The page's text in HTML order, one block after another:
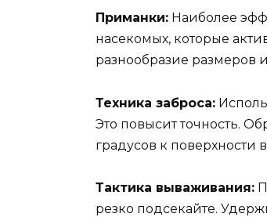
Приманки: Наиболее
насекомых, которые
разнообразие размеров
Техника заброса:
Это повысит точность.
градусов к поверхности
Тактика вываживания:
резко подсекайте.